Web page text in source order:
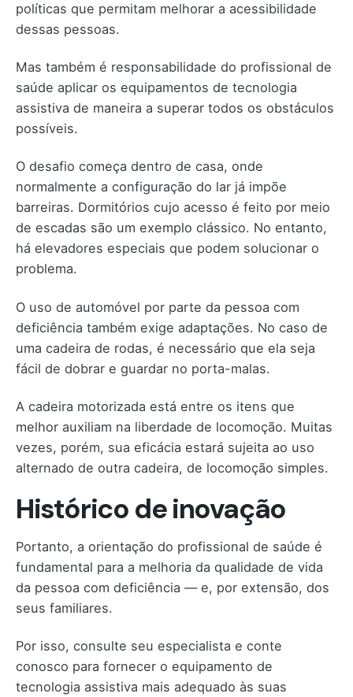
políticas que permitam melhorar a acessibilidade
dessas pessoas.
Mas também é responsabilidade do profissional de
saúde aplicar os equipamentos de tecnologia
assistiva de maneira a superar todos os obstáculos
possíveis.
O desafio começa dentro de casa, onde
normalmente a configuração do lar já impõe
barreiras. Dormitórios cujo acesso é feito por meio
de escadas são um exemplo clássico. No entanto,
há elevadores especiais que podem solucionar o
problema.
O uso de automóvel por parte da pessoa com
deficiência também exige adaptações. No caso de
uma cadeira de rodas, é necessário que ela seja
fácil de dobrar e guardar no porta-malas.
A cadeira motorizada está entre os itens que
melhor auxiliam na liberdade de locomoção. Muitas
vezes, porém, sua eficácia estará sujeita ao uso
alternado de outra cadeira, de locomoção simples.
Histórico de inovação
Portanto, a orientação do profissional de saúde é
fundamental para a melhoria da qualidade de vida
da pessoa com deficiência — e, por extensão, dos
seus familiares.
Por isso, consulte seu especialista e conte
conosco para fornecer o equipamento de
tecnologia assistiva mais adequado às suas